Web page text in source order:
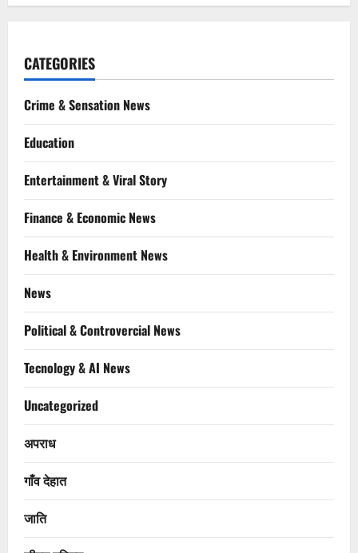
CATEGORIES
Crime & Sensation News
Education
Entertainment & Viral Story
Finance & Economic News
Health & Environment News
News
Political & Controvercial News
Tecnology & AI News
Uncategorized
अपराध
गाँव देहात
जाति